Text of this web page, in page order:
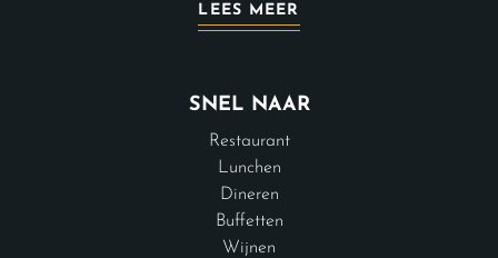
LEES MEER
SNEL NAAR
Restaurant
Lunchen
Dineren
Buffetten
Wijnen